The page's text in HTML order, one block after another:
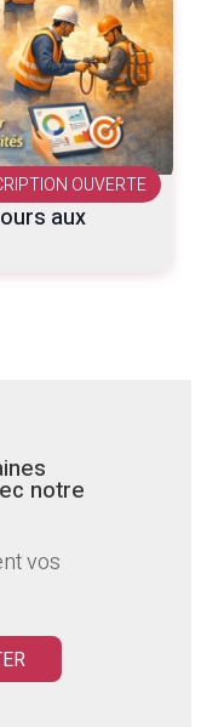
OUVERTE
aux
notre
vos